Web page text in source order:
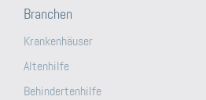
Branchen
Krankenhäuser
Altenhilfe
Behindertenhilfe